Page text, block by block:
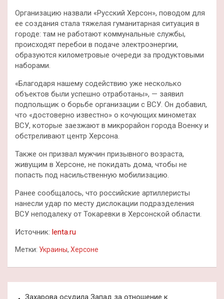
Организацию назвали «Русский Херсон», поводом для
ее создания стала тяжелая гуманитарная ситуация в
городе: там не работают коммунальные службы,
происходят перебои в подаче электроэнергии,
образуются километровые очереди за продуктовыми
наборами.
«Благодаря нашему содействию уже несколько
объектов были успешно отработаны», — заявил
подпольщик о борьбе организации с ВСУ. Он добавил,
что «достоверно известно» о кочующих минометах
ВСУ, которые заезжают в микрорайон города Военку и
обстреливают центр Херсона.
Также он призвал мужчин призывного возраста,
живущим в Херсоне, не покидать дома, чтобы не
попасть под насильственную мобилизацию.
Ранее сообщалось, что российские артиллеристы
нанесли удар по месту дислокации подразделения
ВСУ неподалеку от Токаревки в Херсонской области.
Источник: lenta.ru
Метки: Украины, Херсоне
Захарова осудила Запад за отношение к